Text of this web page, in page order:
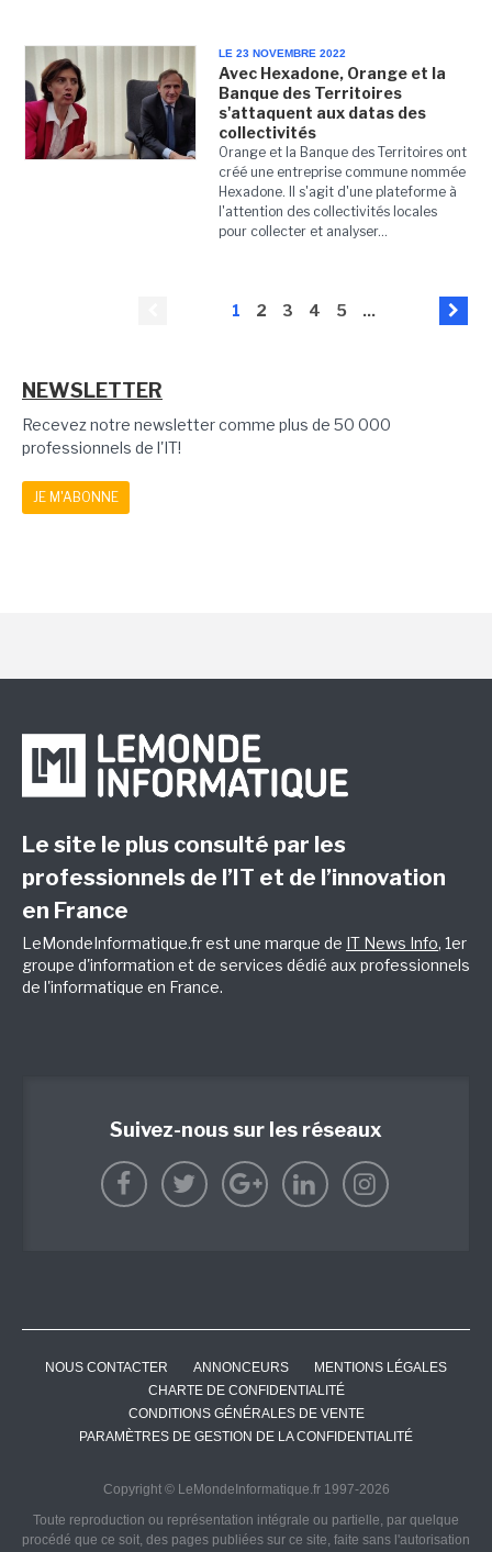
LE 23 NOVEMBRE 2022
Avec Hexadone, Orange et la
Banque des Territoires
s'attaquent aux datas des
collectivités
Orange et la Banque des Territoires ont
créé une entreprise commune nommée
Hexadone. Il s'agit d'une plateforme à
l'attention des collectivités locales
pour collecter et analyser...
1 2 3 4 5 ...
NEWSLETTER
Recevez notre newsletter comme plus de 50 000
professionnels de l'IT!
JE M'ABONNE
Le site le plus consulté par les
professionnels de l’IT et de l’innovation
en France
LeMondeInformatique.fr est une marque de IT News Info, 1er
groupe d'information et de services dédié aux professionnels
de l'informatique en France.
Suivez-nous sur les réseaux
NOUS CONTACTER ANNONCEURS
MENTIONS LÉGALES
CHARTE DE CONFIDENTIALITÉ
CONDITIONS GÉNÉRALES DE VENTE
PARAMÈTRES DE GESTION DE LA CONFIDENTIALITÉ
Copyright © LeMondeInformatique.fr 1997-2026
Toute reproduction ou représentation intégrale ou partielle, par quelque
procédé que ce soit, des pages publiées sur ce site, faite sans l'autorisation